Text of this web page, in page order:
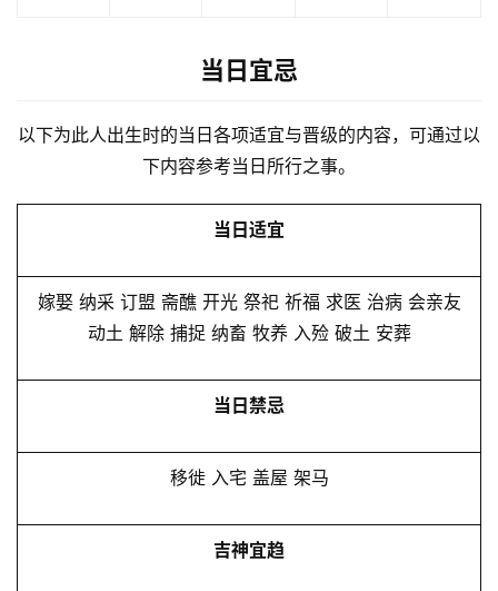
当日宜忌
以下为此人出生时的当日各项适宜与晋级的内容，可通过以
下内容参考当日所行之事。
当日适宜
嫁娶 纳采 订盟 斋醮 开光 祭祀 祈福 求医 治病 会亲友
动土 解除 捕捉 纳畜 牧养 入殓 破土 安葬
当日禁忌
移徙 入宅 盖屋 架马
吉神宜趋